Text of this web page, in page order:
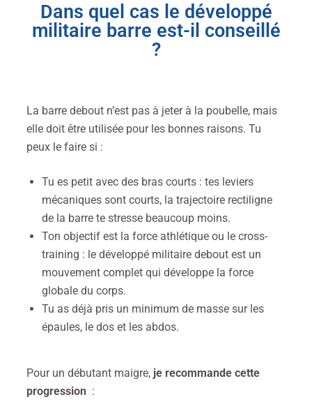
Dans quel cas le développé
militaire barre est-il conseillé
?
La barre debout n’est pas à jeter à la poubelle, mais
elle doit être utilisée pour les bonnes raisons. Tu
peux le faire si :
Tu es petit avec des bras courts : tes leviers
mécaniques sont courts, la trajectoire rectiligne
de la barre te stresse beaucoup moins.
Ton objectif est la force athlétique ou le cross-
training : le développé militaire debout est un
mouvement complet qui développe la force
globale du corps.
Tu as déjà pris un minimum de masse sur les
épaules, le dos et les abdos.
Pour un débutant maigre, je recommande cette
progression :